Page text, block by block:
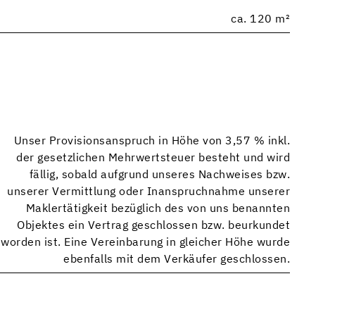
ca. 120 m²
Unser Provisionsanspruch in Höhe von 3,57 % inkl.
der gesetzlichen Mehrwertsteuer besteht und wird
fällig, sobald aufgrund unseres Nachweises bzw.
unserer Vermittlung oder Inanspruchnahme unserer
Maklertätigkeit bezüglich des von uns benannten
Objektes ein Vertrag geschlossen bzw. beurkundet
worden ist. Eine Vereinbarung in gleicher Höhe wurde
ebenfalls mit dem Verkäufer geschlossen.